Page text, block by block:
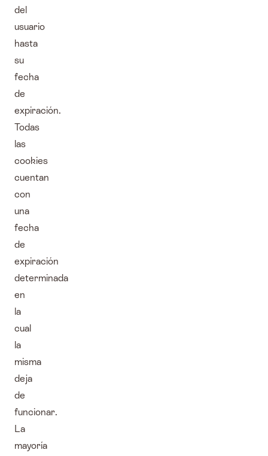
del
usuario
hasta
su
fecha
de
expiración.
Todas
las
cookies
cuentan
con
una
fecha
de
expiración
determinada
en
la
cual
la
misma
deja
de
funcionar.
La
mayoría